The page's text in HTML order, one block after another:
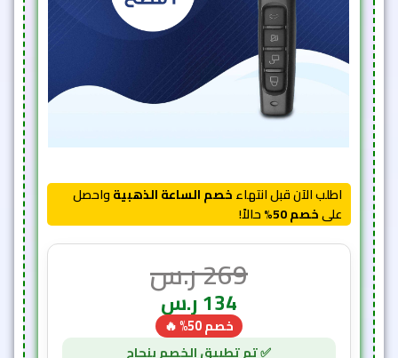
اطلب الآن قبل انتهاءخصم الساعة الذهبيةواحصل
علىخصم 50% حالاً!
269ر.س
134ر.س
خصم 50% 🔥